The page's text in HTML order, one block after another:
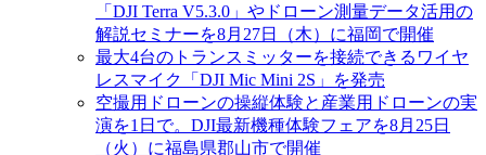
「DJI Terra V5.3.0」やドローン測量データ活用の
解説セミナーを8月27日（木）に福岡で開催
最大4台のトランスミッターを接続できるワイヤ
レスマイク「DJI Mic Mini 2S」を発売
空撮用ドローンの操縦体験と産業用ドローンの実
演を1日で。DJI最新機種体験フェアを8月25日
（火）に福島県郡山市で開催